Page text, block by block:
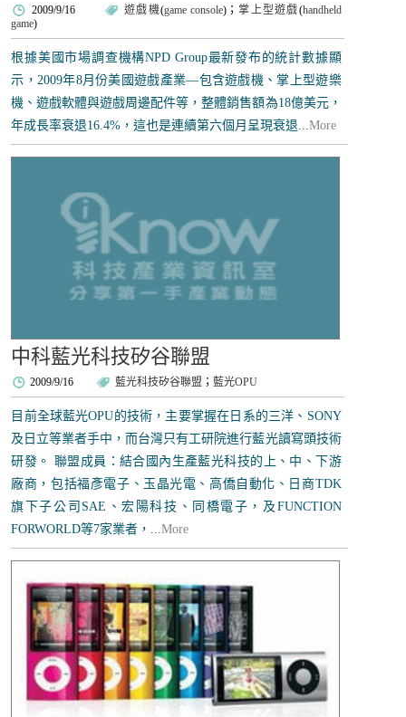
2009/9/16 遊戲機(game console)； 掌上型遊戲(handheld
game)
根據美國市場調查機構NPD Group最新發布的統計數據顯
示，2009年8月份美國遊戲產業—包含遊戲機、掌上型遊樂
機、遊戲軟體與遊戲周邊配件等，整體銷售額為18億美元，
年成長率衰退16.4%，這也是連續第六個月呈現衰退...More
中科藍光科技矽谷聯盟
2009/9/16 藍光科技矽谷聯盟 ； 藍光OPU
目前全球藍光OPU的技術，主要掌握在日系的三洋、SONY
及日立等業者手中，而台灣只有工研院進行藍光讀寫頭技術
研發。 聯盟成員：結合國內生產藍光科技的上、中、下游
廠商，包括福彥電子、玉晶光電、高僑自動化、日商TDK
旗下子公司SAE、宏陽科技、同橋電子，及FUNCTION
FORWORLD等7家業者，...More